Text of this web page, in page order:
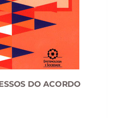
DO ACORDO